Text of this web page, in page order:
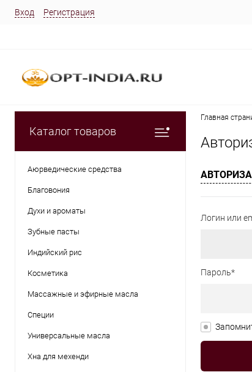
Вход Регистрация
Каталог товаров
Аюрведические средства
Благовония
Духи и ароматы
Зубные пасты
Индийский рис
Косметика
Массажные и эфирные масла
Специи
Универсальные масла
Хна для мехенди
Главная
Логин или
Пароль*